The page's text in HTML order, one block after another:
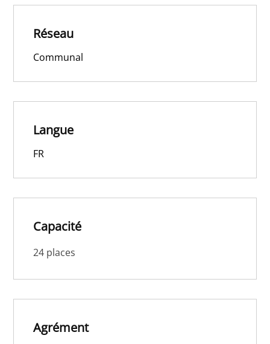
Réseau
Communal
Langue
FR
Capacité
24 places
Agrément